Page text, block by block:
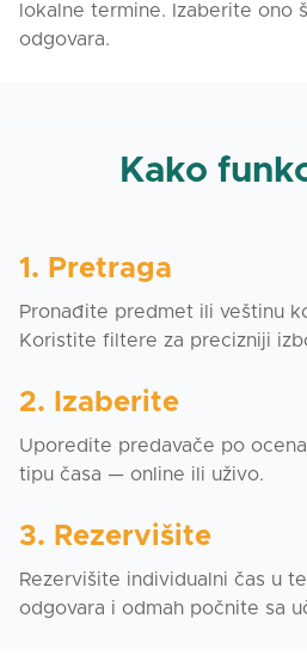
lokalne termine. Izaberite ono
odgovara.
Kako
1. Pretraga
Pronađite predmet ili veštinu
Koristite filtere za precizniji
2. Izaberite
Uporedite predavače po
tipu časa — online ili uživo.
3. Rezervišite
Rezervišite individualni čas u
odgovara i odmah počnite sa